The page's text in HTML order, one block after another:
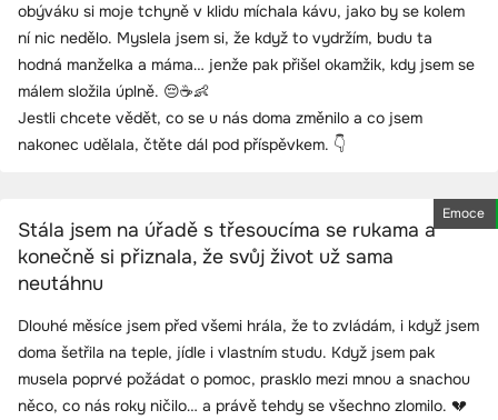
obýváku si moje tchyně v klidu míchala kávu, jako by se kolem
ní nic nedělo. Myslela jsem si, že když to vydržím, budu ta
hodná manželka a máma… jenže pak přišel okamžik, kdy jsem se
málem složila úplně. 😔☕👶
Jestli chcete vědět, co se u nás doma změnilo a co jsem
nakonec udělala, čtěte dál pod příspěvkem. 👇
Emoce
Stála jsem na úřadě s třesoucíma se rukama a
konečně si přiznala, že svůj život už sama
neutáhnu
Dlouhé měsíce jsem před všemi hrála, že to zvládám, i když jsem
doma šetřila na teple, jídle i vlastním studu. Když jsem pak
musela poprvé požádat o pomoc, prasklo mezi mnou a snachou
něco, co nás roky ničilo… a právě tehdy se všechno zlomilo. 💔